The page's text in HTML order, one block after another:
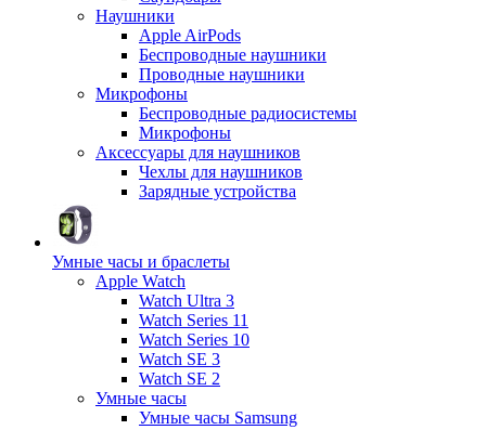
Наушники
Apple AirPods
Беспроводные наушники
Проводные наушники
Микрофоны
Беспроводные радиосистемы
Микрофоны
Аксессуары для наушников
Чехлы для наушников
Зарядные устройства
Умные часы и браслеты
Apple Watch
Watch Ultra 3
Watch Series 11
Watch Series 10
Watch SE 3
Watch SE 2
Умные часы
Умные часы Samsung